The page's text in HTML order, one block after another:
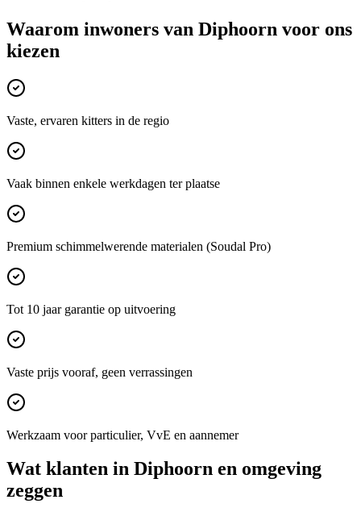
Waarom inwoners van Diphoorn voor ons
kiezen
Vaste, ervaren kitters in de regio
Vaak binnen enkele werkdagen ter plaatse
Premium schimmelwerende materialen (Soudal Pro)
Tot 10 jaar garantie op uitvoering
Vaste prijs vooraf, geen verrassingen
Werkzaam voor particulier, VvE en aannemer
Wat klanten in Diphoorn en omgeving
zeggen